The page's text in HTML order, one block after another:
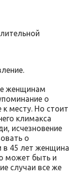
женщинам
о
к месту. Но стоит
климакса
исчезновение
о
в 45 лет женщина
может быть и
случаи все же